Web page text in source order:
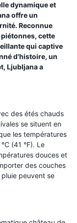
dynamique et
offre un
Reconnue
cette
qui captive
d'histoire, un
Ljubljana a
des étés chauds
se situent en
les températures
(41 °F). Le
douces et
des couches
peuvent se